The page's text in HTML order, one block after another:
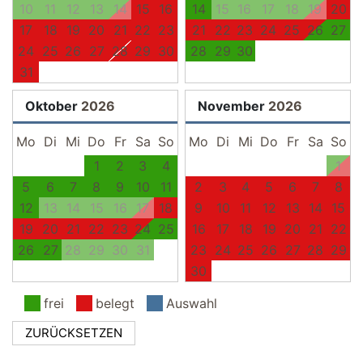
10
11 12 13 14 15
16
17
18 19 20 21 22 23
24 25 26 27 28 29 30
31
14
15 16 17 18 19
20
21
22 23 24 25 26 27
28 29 30
Oktober 2026
Mo Di Mi Do Fr Sa So
1
2 3
4
5
6 7 8 9 10
11
12
13 14 15 16 17
18
19
20 21 22 23 24 25
26
27 28 29 30 31
November 2026
Mo Di Mi Do Fr Sa So
1
2
3 4 5 6 7
8
9
10 11 12 13 14
15
16
17 18 19 20 21 22
23 24 25 26 27 28 29
30
frei
belegt Auswahl
ZURÜCKSETZEN